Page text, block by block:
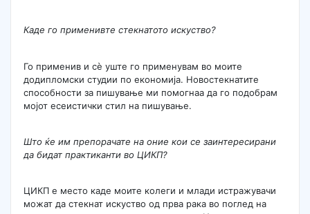
Каде го применивте стекнатото искуство?
Го применив и сè уште го применувам во моите
додипломски студии по економија. Новостекнатите
способности за пишување ми помогнаа да го подобрам
мојот есеистички стил на пишување.
Што ќе им препорачате на оние кои се заинтересирани
да бидат практиканти во ЦИКП?
ЦИКП е место каде моите колеги и млади истражувачи
можат да стекнат искуство од прва рака во поглед на